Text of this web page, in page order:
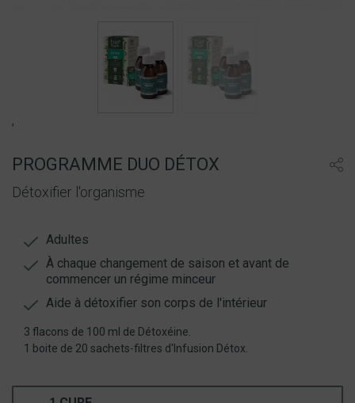
PROGRAMME DUO DÉTOX
Détoxifier l'organisme
Adultes
À chaque changement de saison et avant de
commencer un régime minceur
Aide à détoxifier son corps de l'intérieur
3 flacons de 100 ml de Détoxéine.
1 boite de 20 sachets-filtres d'Infusion Détox.
,